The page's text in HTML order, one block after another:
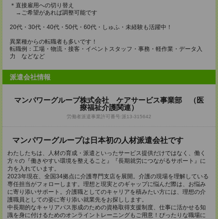
＊直接雇用への切り替え
→ご希望があれば調整可能です
20代・30代・40代・50代・60代・しゅふ・未経験も活躍中！
異業種からの転職者も多いです！
転職例：工場・物流・接客・イベントスタッフ・事務・軽作業・データ入
力 などなど
派遣会社情報
マンパワーグループ株式会社 ケアサービス事業部 （医
療福祉介護関連）
労働者派遣事業許可番号:派13-315642
マンパワーグループは日本初の人材派遣会社です
わたしたちは、人材の育成・派遣といったサービス提供だけではなく、働く
方々の『働きやすい環境を整えること』『長期就労につながるサポート』に
力を入れています。
2023年現在、全国34拠点に介護専門支店を展開。介護の現場を理解している
専任担当がフォローします。理想と現実とのギャップに悩んだ際は、お悩み
に寄り添いサポート。介護職としてのキャリアを積みたい方には、理想の介
護職員としての姿に寄り添い就業先をお探しします。
中長期的なキャリアパス形成のための資格取得支援制度、仕事に活かせる知
識を身に付けるためのオンライントレーニングもご用意！ぴったりな職場に